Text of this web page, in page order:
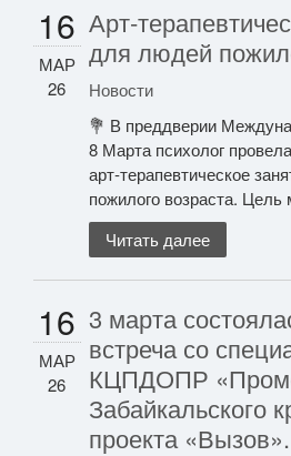
16
МАР
26
для людей
Новости
💐 В преддверии
8 Марта психолог
арт‑терапевтическое
пожилого возраста.
Читать далее
16
МАР
26
3 марта
встреча со
КЦПДОПР
Забайкальского
проекта «Вызов».